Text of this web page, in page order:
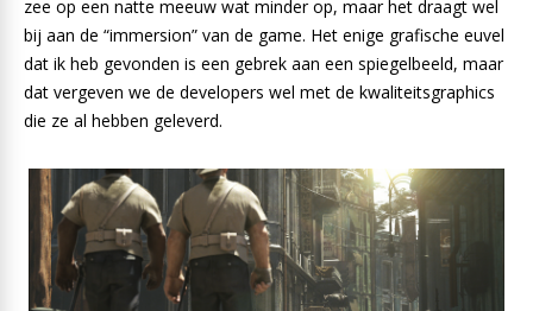
zee op een natte meeuw wat minder op, maar het draagt wel
bij aan de “immersion” van de game. Het enige grafische euvel
dat ik heb gevonden is een gebrek aan een spiegelbeeld, maar
dat vergeven we de developers wel met de kwaliteitsgraphics
die ze al hebben geleverd.